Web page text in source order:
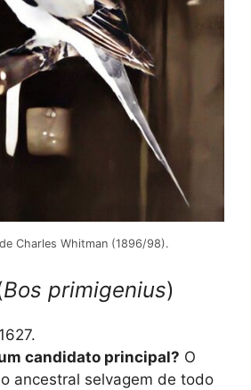
Charles Whitman (1896/98).
Bos primigenius)
1627.
candidato principal? O
ancestral selvagem de todo